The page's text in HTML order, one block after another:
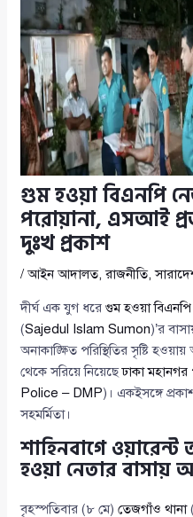
গুম হওয়া বিএনপি
পরোয়ানা, এসআই
দুঃখ প্রকাশ
/আইন আদালত,রাজনীতি,
দীর্ঘ এক যুগ ধরেগুম হওয়া
(Sajedul Islam Sumon)’র
অনাকাঙ্ক্ষিত পরিস্থিতির সৃষ্টি
থেকে সরিয়ে নিয়েছেঢাকা মহানগর
Police – DMP)। একইসঙ্গে
সহমর্মিতা।
শাহিনবাগে
হওয়া নেতার বাসায়
বৃহস্পতিবার (৮ মে)তেজগাঁও থানা(